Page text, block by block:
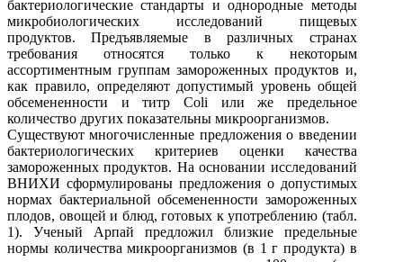
бактериологические стандарты и однородные методы
микробиологических исследований пищевых
продуктов. Предъявляемые в различных странах
требования относятся только к некоторым
ассортиментным группам замороженных продуктов и,
как правило, определяют допустимый уровень общей
обсемененности и титр Соli или же предельное
количество других показательны микроорганизмов.
Существуют многочисленные предложения о введении
бактериологических критериев оценки качества
замороженных продуктов. На основании исследований
ВНИХИ сформулированы предложения о допустимых
нормах бактериальной обсемененности замороженных
плодов, овощей и блюд, готовых к употреблению (табл.
1). Ученый Арпай предложил близкие предельные
нормы количества микроорганизмов (в 1 г продукта) в